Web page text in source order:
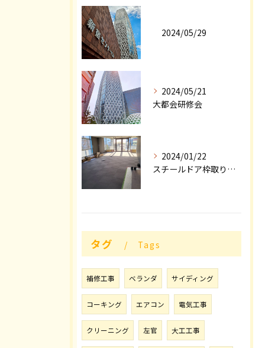
2024/05/29
2024/05/21
大都会研修会
2024/01/22
スチールドア枠取り付け工事順調な滑り出し❗
タグ Tags
補修工事 ベランダ サイディング
コーキング エアコン 電気工事
クリーニング 左官 大工工事